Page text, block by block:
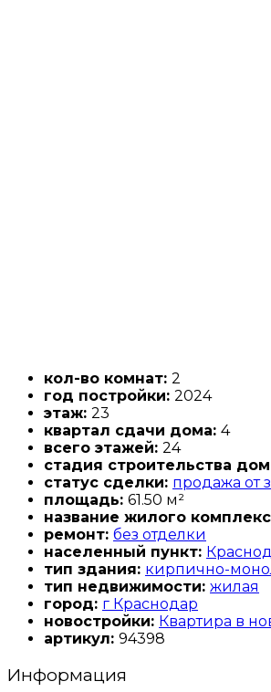
кол-во комнат: 2
год постройки: 2024
этаж: 23
квартал сдачи дома: 4
всего этажей: 24
стадия строительства
статус сделки: продажа от
площадь: 61.50 м²
название жилого
ремонт: без отделки
населенный пункт:
тип здания: кирпично-
тип недвижимости: жилая
город: г Краснодар
новостройки: Квартира в
артикул: 94398
Информация